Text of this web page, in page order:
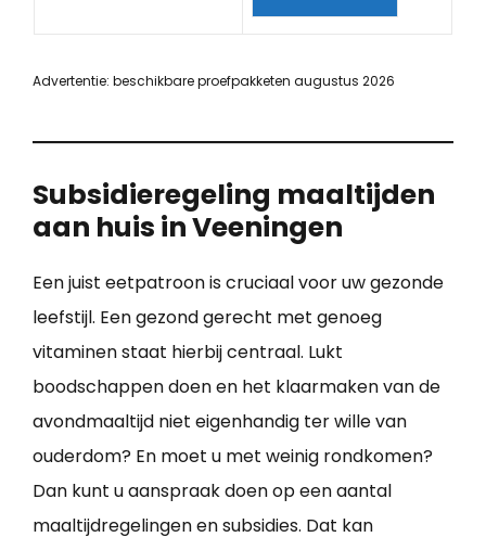
Advertentie: beschikbare proefpakketen augustus 2026
Subsidieregeling maaltijden
aan huis in Veeningen
Een juist eetpatroon is cruciaal voor uw gezonde
leefstijl. Een gezond gerecht met genoeg
vitaminen staat hierbij centraal. Lukt
boodschappen doen en het klaarmaken van de
avondmaaltijd niet eigenhandig ter wille van
ouderdom? En moet u met weinig rondkomen?
Dan kunt u aanspraak doen op een aantal
maaltijdregelingen en subsidies. Dat kan